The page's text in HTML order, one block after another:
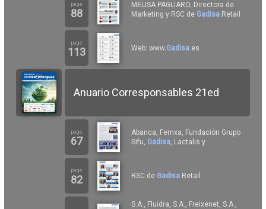
page
88
MELISA PAGLIARO, Directora de
Marketing y RSC de Gadisa Retail
page
113 Web: www.Gadisa.es
Anuario Corresponsables 21ed
page
67
Abanca, Femxa, Fundación Grupo
Sifu, Gadisa, Lactalis y
page
82 RSC de Gadisa Retail
S.A., Fluidra, S.A., Freixenet, S.A.,